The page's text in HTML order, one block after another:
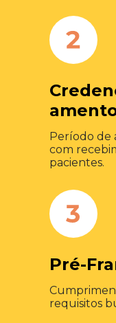
Período de
com
pacientes.​
Pré-
requisitos